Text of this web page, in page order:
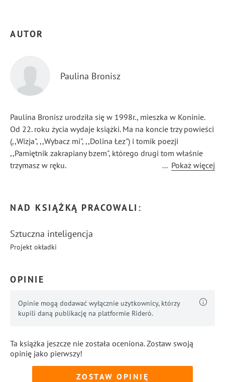
AUTOR
Paulina Bronisz
Paulina Bronisz urodziła się w 1998r., mieszka w Koninie.
Od 22. roku życia wydaje książki. Ma na koncie trzy powieści
(,,Wizja", ,,Wybacz mi", ,,Dolina Łez") i tomik poezji
,,Pamiętnik zakrapiany bzem", którego drugi tom właśnie
trzymasz w ręku.
... Pokaż więcej
NAD KSIĄŻKĄ PRACOWALI:
Sztuczna inteligencja
Projekt okładki
OPINIE
Opinie mogą dodawać wyłącznie użytkownicy, którzy
kupili daną publikację na platformie Riderò.
Ta książka jeszcze nie została oceniona. Zostaw swoją
opinię jako pierwszy!
ZOSTAW OPINIĘ